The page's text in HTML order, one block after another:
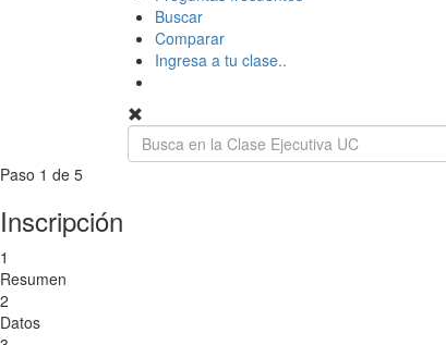
Buscar
Comparar
Ingresa a tu clase..
Paso 1 de 5
Inscripción
1
Resumen
2
Datos